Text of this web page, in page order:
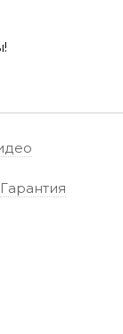
Гарантия